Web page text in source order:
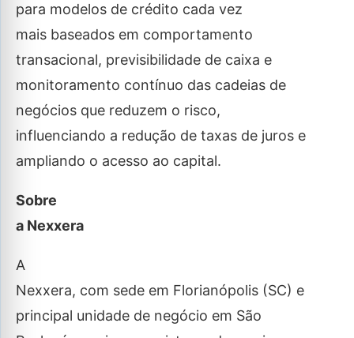
para modelos de crédito cada vez
mais baseados em comportamento
transacional, previsibilidade de caixa e
monitoramento contínuo das cadeias de
negócios que reduzem o risco,
influenciando a redução de taxas de juros e
ampliando o acesso ao capital.
Sobre
a Nexxera
A
Nexxera, com sede em Florianópolis (SC) e
principal unidade de negócio em São